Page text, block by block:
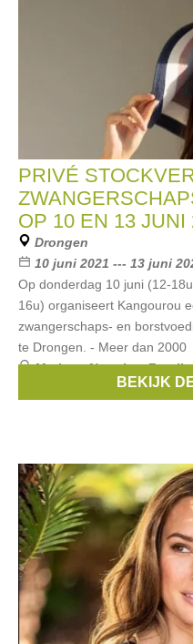
PRIVÉ
OP 10 EN 13 JUNI
Drongen
10 juni 2021 --- 13 juni
Op donderdag 10 juni (12-
16u) organiseert Kangourou
zwangerschaps- en
te Drongen. - Meer dan 2000
Merken:Noppies,Fragile
, ...
BEKIJK